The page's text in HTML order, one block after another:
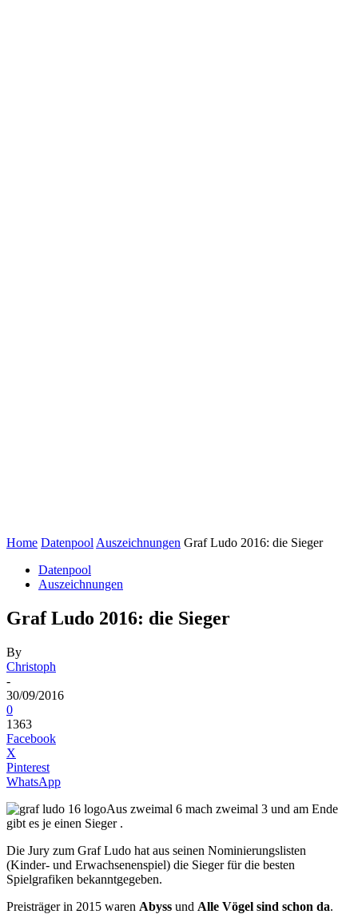
Home Datenpool Auszeichnungen Graf Ludo 2016: die Sieger
Datenpool
Auszeichnungen
Graf Ludo 2016: die Sieger
By
Christoph
-
30/09/2016
0
1363
Facebook
X
Pinterest
WhatsApp
Aus zweimal 6 mach zweimal 3 und am Ende
gibt es je einen Sieger .
Die Jury zum Graf Ludo hat aus seinen Nominierungslisten
(Kinder- und Erwachsenenspiel) die Sieger für die besten
Spielgrafiken bekanntgegeben.
Preisträger in 2015 waren Abyss und Alle Vögel sind schon da.